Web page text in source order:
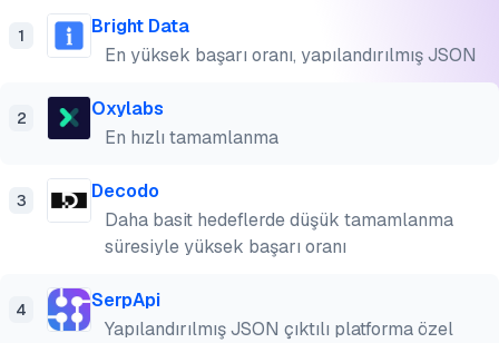
1
Bright Data
En yüksek başarı oranı, yapılandırılmış JSON
2
Oxylabs
En hızlı tamamlanma
3
Decodo
Daha basit hedeflerde düşük tamamlanma
süresiyle yüksek başarı oranı
4
SerpApi
Yapılandırılmış JSON çıktılı platforma özel